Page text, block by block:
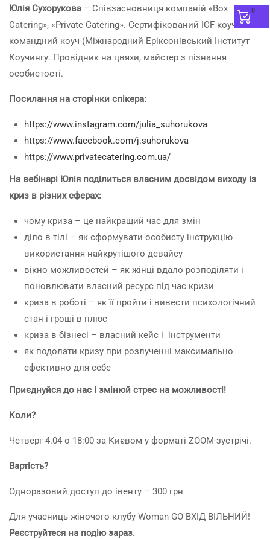
Юлія Сухорукова – Співзасновниця компаній «Box
Catering», «Private Catering». Сертифікований ICF коуч,
командний коуч (Міжнародний Еріксонівський Інститут
Коучингу. Провідник на цвяхи, майстер з пізнання
особистості.
Посилання на сторінки спікера:
https://www.instagram.com/julia_suhorukova
https://www.facebook.com/j.suhorukova
https://www.privatecatering.com.ua/
На вебінарі Юлія поділиться власним досвідом виходу із
криз в різних сферах:
чому криза – це найкращий час для змін
діло в тілі – як сформувати особисту інструкцію
використання найкрутішого девайсу
вікно можливостей – як жінці вдало розподіляти і
поновлювати власний ресурс під час кризи
криза в роботі – як її пройти і вивести психологічний
стан і гроші в плюс
криза в бізнесі – власний кейс і інструменти
як подолати кризу при розлученні максимально
ефективно для себе
Приєднуйся до нас і змінюй стрес на можливості!
Коли?
Четверг 4.04 о 18:00 за Києвом у форматі ZOOM-зустрічі.
Вартість?
Одноразовий доступ до івенту – 300 грн
Для учасниць жіночого клубу Woman GO ВХІД ВІЛЬНИЙ!
Реєструйтеся на подію зараз.
0